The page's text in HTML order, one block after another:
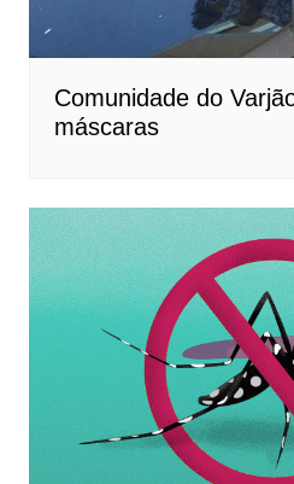
Comunidade do
máscaras